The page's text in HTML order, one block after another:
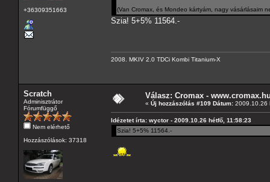
+36309351663 (Van Cromax, és Mondeo kártyám, nagy vásárlásaim
Szia! 5+5% 11564.-
2008. MKIV 2.0 TDCi Kombi Titanium-X
Scratch
Adminisztrátor
Fórumfüggő
Nem elérhető
Hozzászólások: 37318
Válasz: Cromax -
« Új hozzászólás #109 Dátum: 2009.10.26
Idézetet írta: wyctor - 2009.10.26 hétfő, 11:58:23
Szia! 5+5% 11564.-